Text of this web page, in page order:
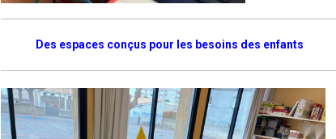
Des espaces conçus pour les besoins des enfants